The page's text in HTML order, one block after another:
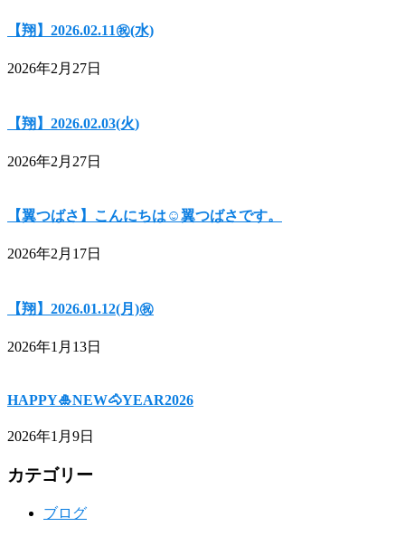
【翔】2026.02.11㊗(水)
2026年2月27日
【翔】2026.02.03(火)
2026年2月27日
【翼つばさ】こんにちは☺翼つばさです。
2026年2月17日
【翔】2026.01.12(月)㊗
2026年1月13日
HAPPY🎍NEW🐴YEAR2026
2026年1月9日
カテゴリー
ブログ